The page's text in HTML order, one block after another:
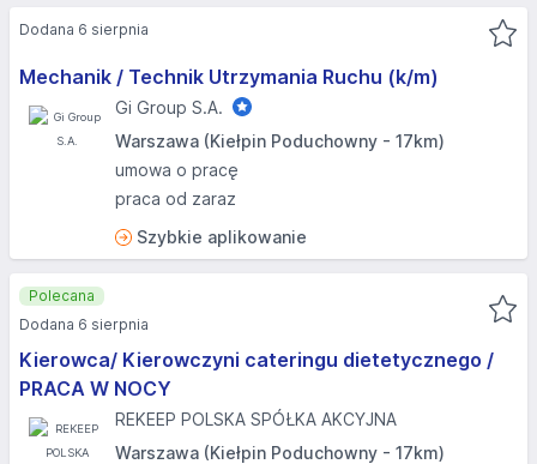
Mechanik / Technik Utrzymania Ruchu (k/m)
Gi Group S.A.
Warszawa (Kiełpin Poduchowny - 17km)
umowa o pracę
praca od zaraz
Szybkie aplikowanie
Dodana 6 sierpnia
Kierowca/ Kierowczyni cateringu dietetycznego /
PRACA W NOCY
REKEEP POLSKA SPÓŁKA AKCYJNA
Warszawa (Kiełpin Poduchowny - 17km)
Polecana
Dodana 6 sierpnia